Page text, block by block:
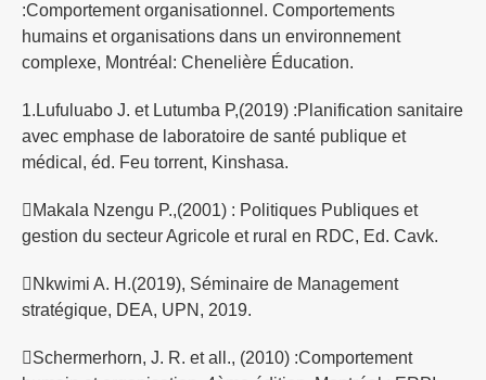
:Comportement organisationnel. Comportements
humains et organisations dans un environnement
complexe, Montréal: Chenelière Éducation.
1.Lufuluabo J. et Lutumba P,(2019) :Planification sanitaire
avec emphase de laboratoire de santé publique et
médical, éd. Feu torrent, Kinshasa.
Makala Nzengu P.,(2001) : Politiques Publiques et
gestion du secteur Agricole et rural en RDC, Ed. Cavk.
Nkwimi A. H.(2019), Séminaire de Management
stratégique, DEA, UPN, 2019.
Schermerhorn, J. R. et all., (2010) :Comportement